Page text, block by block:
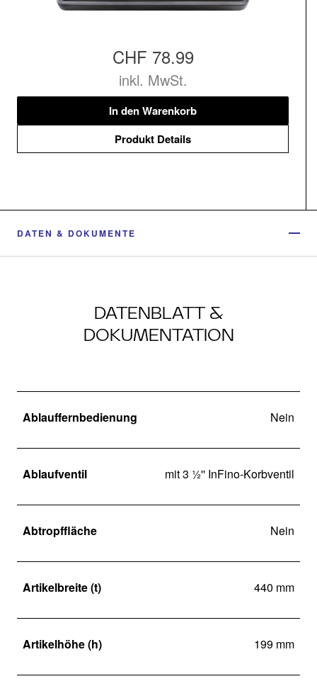
CHF 78.99
inkl. MwSt.
In den Warenkorb
Produkt Details
DATEN & DOKUMENTE
DATENBLATT &
DOKUMENTATION
Ablauffernbedienung Nein
Ablaufventil mit 3 ½'' InFino-Korbventil
Abtropffläche Nein
Artikelbreite (t) 440 mm
Artikelhöhe (h) 199 mm